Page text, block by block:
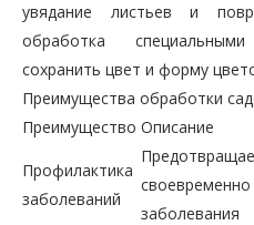
увядание листьев и
обработка
сохранить цвет и форму
Преимущества обработки
Преимущество Описание
Профилактика
заболеваний
заболевания